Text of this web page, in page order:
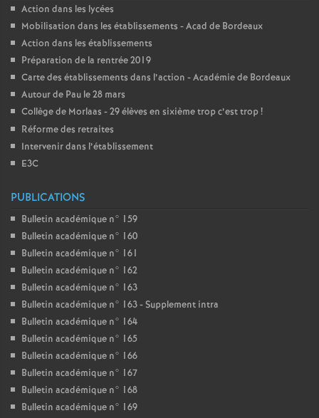
Action dans les lycées
Mobilisation dans les établissements - Acad de Bordeaux
Action dans les établissements
Préparation de la rentrée 2019
Carte des établissements dans l’action - Académie de Bordeaux
Autour de Pau le 28 mars
Collège de Morlaas - 29 élèves en sixième trop c’est trop!
Réforme des retraites
Intervenir dans l’établissement
E3C
PUBLICATIONS
Bulletin académique n° 159
Bulletin académique n° 160
Bulletin académique n° 161
Bulletin académique n° 162
Bulletin académique n° 163
Bulletin académique n° 163 - Supplement intra
Bulletin académique n° 164
Bulletin académique n° 165
Bulletin académique n° 166
Bulletin académique n° 167
Bulletin académique n° 168
Bulletin académique n° 169